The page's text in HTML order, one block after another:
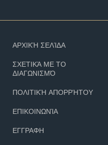
ΑΡΧΙΚΉ ΣΕΛΊΔΑ
ΣΧΕΤΙΚΆ ΜΕ ΤΟ
ΔΙΑΓΩΝΙΣΜΌ
ΠΟΛΙΤΙΚΉ ΑΠΟΡΡΉΤΟΥ
ΕΠΙΚΟΙΝΩΝΊΑ
ΕΓΓΡΑΦΗ